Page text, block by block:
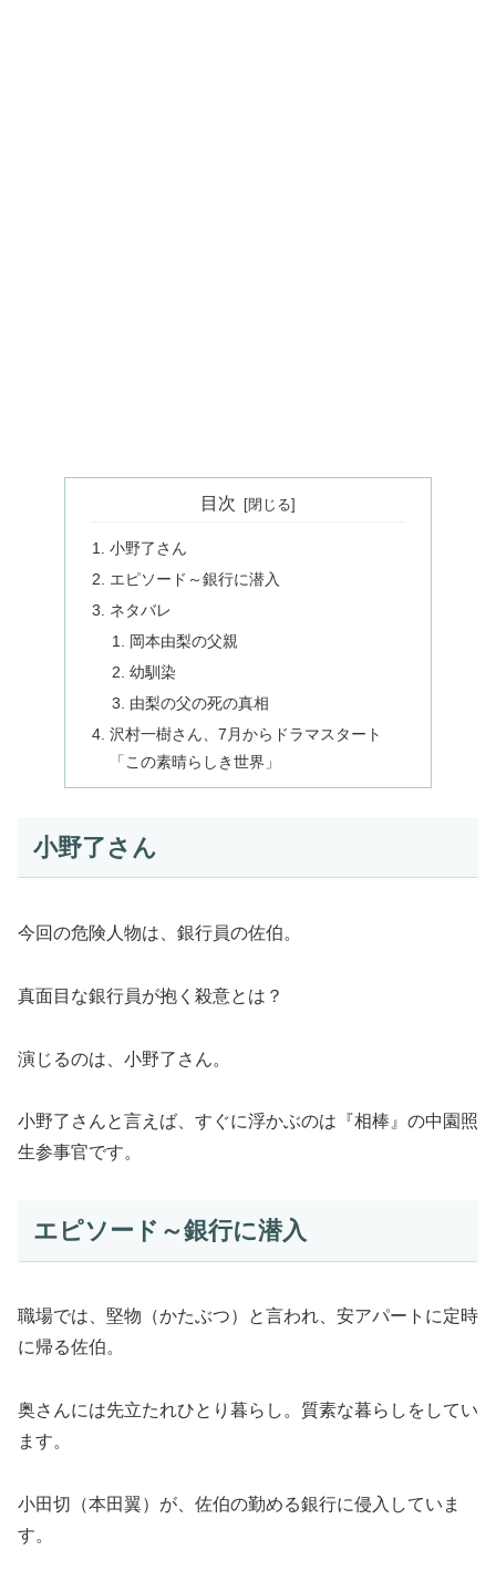
目次
小野了さん
エピソード～銀行に潜入
ネタバレ
岡本由梨の父親
幼馴染
由梨の父の死の真相
沢村一樹さん、7月からドラマスタート
「この素晴らしき世界」
小野了さん
今回の危険人物は、銀行員の佐伯。
真面目な銀行員が抱く殺意とは？
演じるのは、小野了さん。
小野了さんと言えば、すぐに浮かぶのは『相棒』の中園照
生参事官です。
エピソード～銀行に潜入
職場では、堅物（かたぶつ）と言われ、安アパートに定時
に帰る佐伯。
奥さんには先立たれひとり暮らし。質素な暮らしをしてい
ます。
小田切（本田翼）が、佐伯の勤める銀行に侵入していま
す。